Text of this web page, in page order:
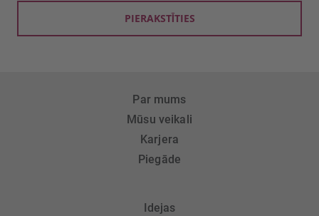
PIERAKSTĪTIES
Par mums
Mūsu veikali
Karjera
Piegāde
Idejas